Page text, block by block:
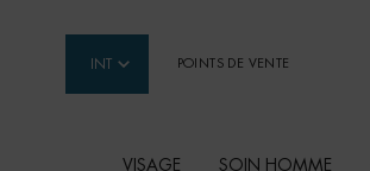
INT POINTS DE VENTE
VISAGE SOIN HOMME